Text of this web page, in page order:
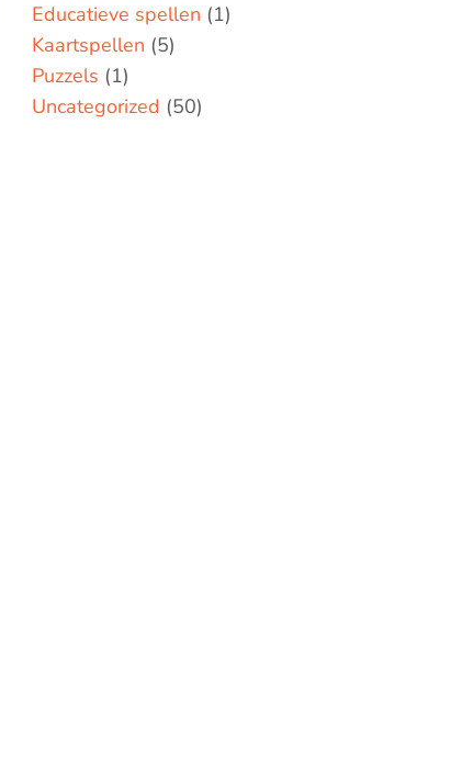
Educatieve spellen (1)
Kaartspellen (5)
Puzzels (1)
Uncategorized (50)